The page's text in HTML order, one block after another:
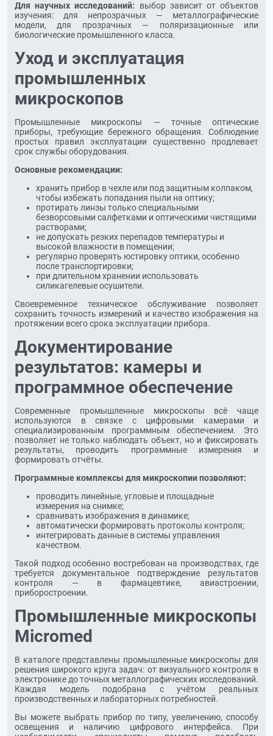
Для научных исследований: выбор зависит от объектов
изучения: для непрозрачных — металлографические
модели, для прозрачных — поляризационные или
биологические промышленного класса.
Уход и эксплуатация
промышленных
микроскопов
Промышленные микроскопы — точные оптические
приборы, требующие бережного обращения. Соблюдение
простых правил эксплуатации существенно продлевает
срок службы оборудования.
Основные рекомендации:
хранить прибор в чехле или под защитным колпаком,
чтобы избежать попадания пыли на оптику;
протирать линзы только специальными
безворсовыми салфетками и оптическими чистящими
растворами;
не допускать резких перепадов температуры и
высокой влажности в помещении;
регулярно проверять юстировку оптики, особенно
после транспортировки;
при длительном хранении использовать
силикагелевые осушители.
Своевременное техническое обслуживание позволяет
сохранить точность измерений и качество изображения на
протяжении всего срока эксплуатации прибора.
Документирование
результатов: камеры и
программное обеспечение
Современные промышленные микроскопы всё чаще
используются в связке с цифровыми камерами и
специализированным программным обеспечением. Это
позволяет не только наблюдать объект, но и фиксировать
результаты, проводить программные измерения и
формировать отчёты.
Программные комплексы для микроскопии позволяют:
проводить линейные, угловые и площадные
измерения на снимке;
сравнивать изображения в динамике;
автоматически формировать протоколы контроля;
интегрировать данные в системы управления
качеством.
Такой подход особенно востребован на производствах, где
требуется документальное подтверждение результатов
контроля — в фармацевтике, авиастроении,
приборостроении.
Промышленные микроскопы
Micromed
В каталоге представлены промышленные микроскопы для
решения широкого круга задач: от визуального контроля в
электронике до точных металлографических исследований.
Каждая модель подобрана с учётом реальных
производственных и лабораторных потребностей.
Вы можете выбрать прибор по типу, увеличению, способу
освещения и наличию цифрового интерфейса. При